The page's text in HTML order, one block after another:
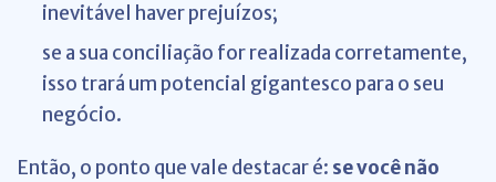
inevitável haver prejuízos;
se a sua conciliação for realizada corretamente,
isso trará um potencial gigantesco para o seu
negócio.
Então, o ponto que vale destacar é: se você não